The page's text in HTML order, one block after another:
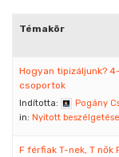
Témakör
Hogyan tipizáljunk?
csoportok
Indította:
Pogány
in: Nyitott
F férfiak T-nek, T nők